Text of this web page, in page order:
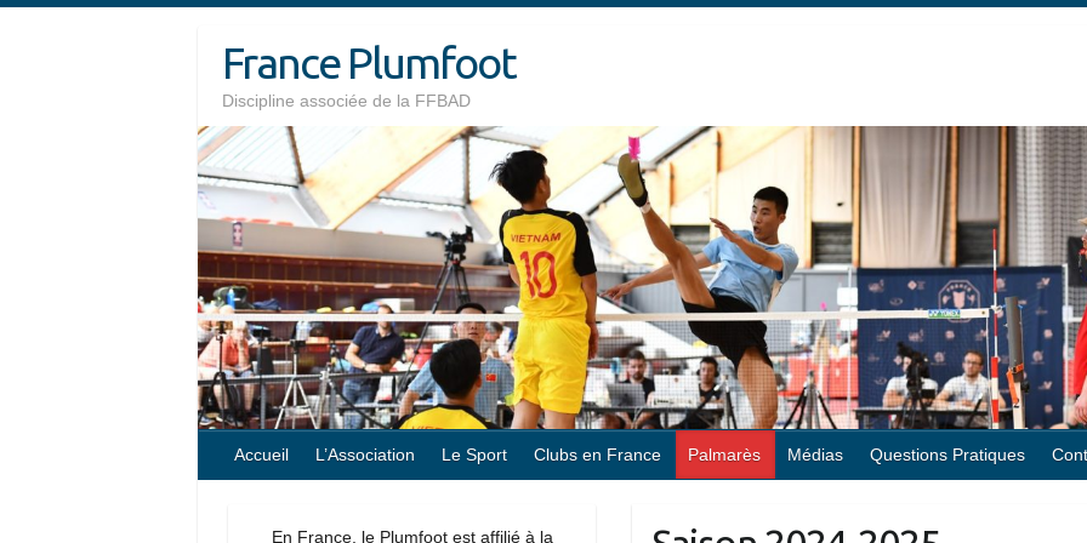
France Plumfoot
Discipline associée de la FFBAD
Accueil L’Association Le Sport Clubs en France Palmarès Médias Questions Pratiques
En France, le Plumfoot est affilié à la